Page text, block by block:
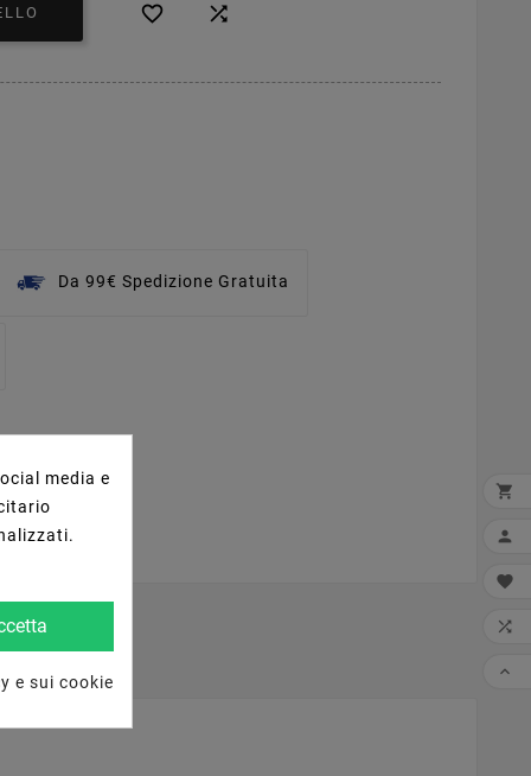
 
Da 99€ Spedizione Gratuita





media e
e sui cookie